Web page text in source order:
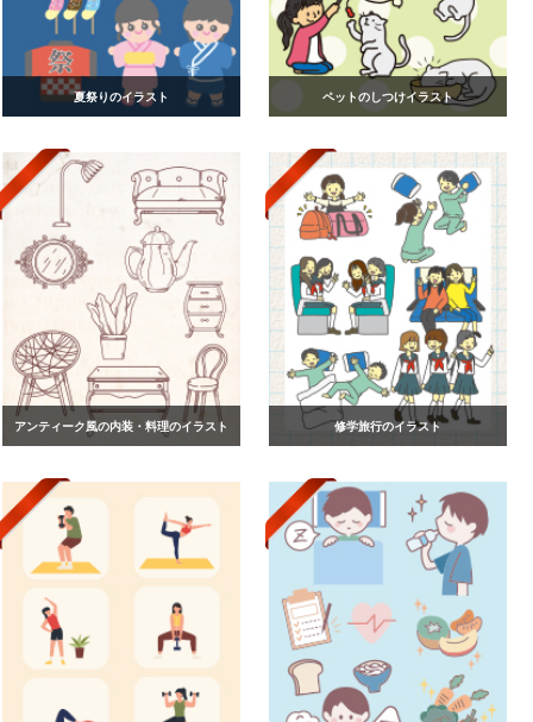
夏祭りのイラスト ペットのしつけイラスト
アンティーク風の内装・料理のイラスト 修学旅行のイラスト